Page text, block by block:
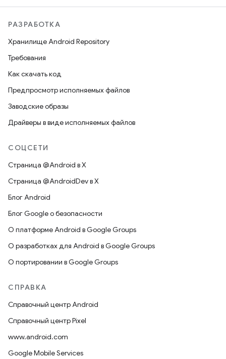
РАЗРАБОТКА
Хранилище Android Repository
Требования
Как скачать код
Предпросмотр исполняемых файлов
Заводские образы
Драйверы в виде исполняемых файлов
СОЦСЕТИ
Страница @Android в X
Страница @AndroidDev в X
Блог Android
Блог Google о безопасности
О платформе Android в Google Groups
О разработках для Android в Google Groups
О портировании в Google Groups
СПРАВКА
Справочный центр Android
Справочный центр Pixel
www.android.com
Google Mobile Services